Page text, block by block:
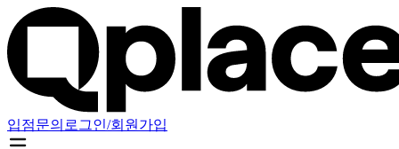
입점문의 로그인/회원가입